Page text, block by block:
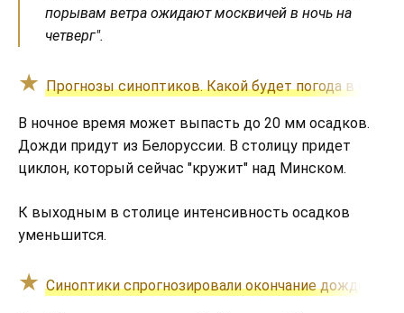
порывам ветра ожидают москвичей в ночь на
четверг".
Прогнозы синоптиков. Какой будет погода в
В ночное время может выпасть до 20 мм осадков.
Дожди придут из Белоруссии. В столицу придет
циклон, который сейчас "кружит" над Минском.
К выходным в столице интенсивность осадков
уменьшится.
Синоптики спрогнозировали окончание дождей в